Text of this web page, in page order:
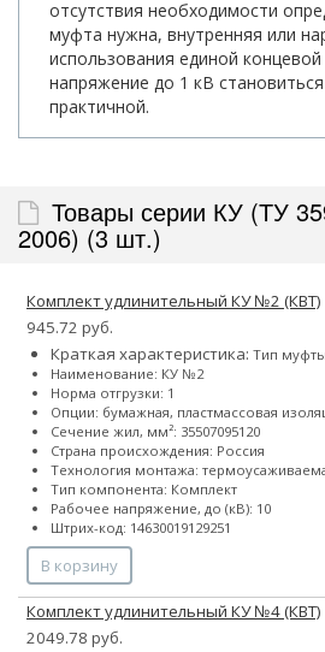
отсутствия необходимости
муфта нужна, внутренняя или
использования единой
напряжение до 1 кВ
практичной.
Товары серии КУ (ТУ
2006) (3 шт.)
Комплект удлинительный КУ №2 (КВТ)
945.72 руб.
Краткая характеристика: Тип муфты
Наименование: КУ №2
Норма отгрузки: 1
Опции: бумажная, пластмассовая
Сечение жил, мм²: 35507095120
Страна происхождения: Россия
Технология монтажа:
Тип компонента: Комплект
Рабочее напряжение, до (кВ): 10
Штрих-код: 14630019129251
В корзину
Комплект удлинительный КУ №4 (КВТ)
2049.78 руб.